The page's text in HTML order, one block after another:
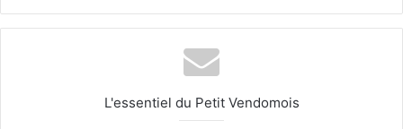
L'essentiel du Petit Vendomois